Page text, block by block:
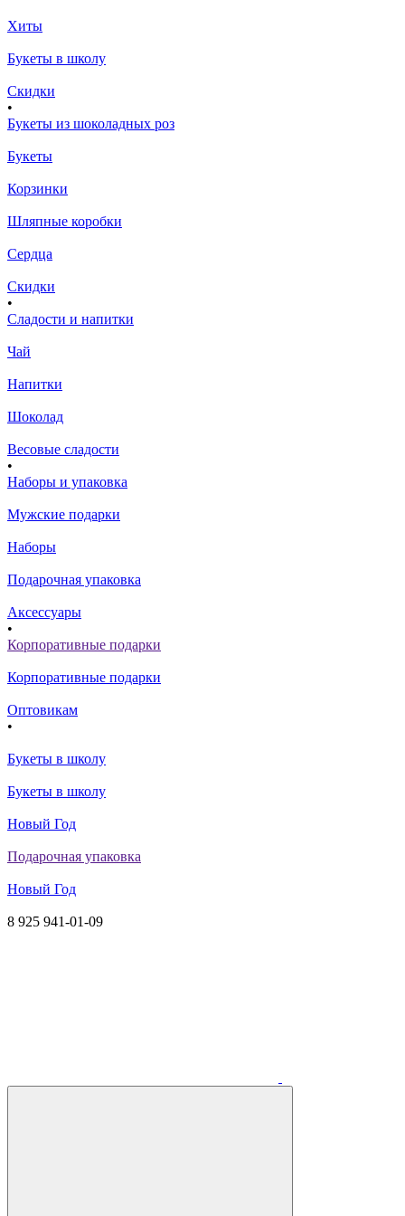
Хиты
Букеты в школу
Скидки
•
Букеты из шоколадных роз
Букеты
Корзинки
Шляпные коробки
Сердца
Скидки
•
Сладости и напитки
Чай
Напитки
Шоколад
Весовые сладости
•
Наборы и упаковка
Мужские подарки
Наборы
Подарочная упаковка
Аксессуары
•
Корпоративные подарки
Корпоративные подарки
Оптовикам
•
Букеты в школу
Букеты в школу
Новый Год
Подарочная упаковка
Новый Год
8 925 941-01-09